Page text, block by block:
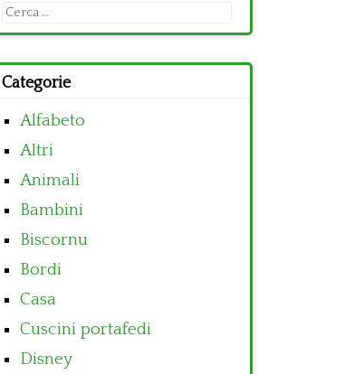
Ricerca
per:
Categorie
Alfabeto
Altri
Animali
Bambini
Biscornu
Bordi
Casa
Cuscini portafedi
Disney